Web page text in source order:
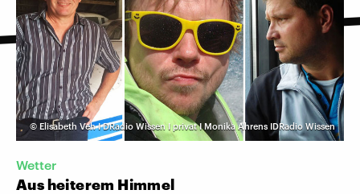
© Elisabeth Veh I DRadio Wissen I privat I Monika Ahrens IDRadio Wissen
Wetter
Aus heiterem Himmel